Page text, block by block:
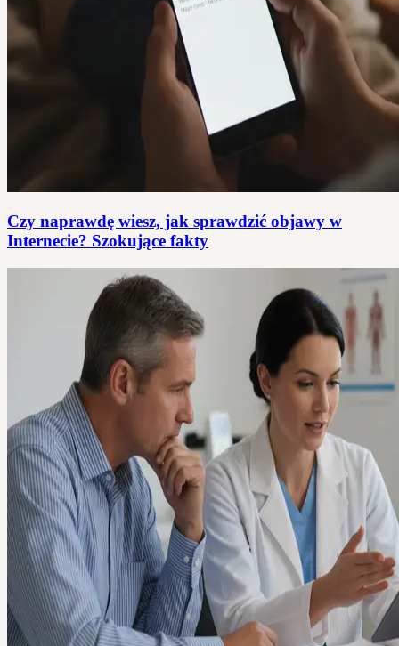
Czy naprawdę wiesz, jak sprawdzić objawy w
Internecie? Szokujące fakty